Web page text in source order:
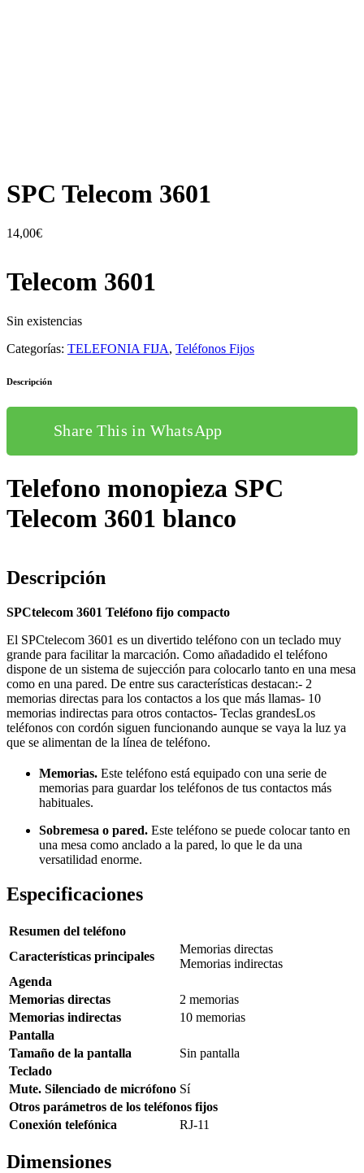
SPC Telecom 3601
14,00€
Telecom 3601
Sin existencias
Categorías: TELEFONIA FIJA, Teléfonos Fijos
Descripción
Share This in WhatsApp
Telefono monopieza SPC
Telecom 3601 blanco
Descripción
SPCtelecom 3601 Teléfono fijo compacto
El SPCtelecom 3601 es un divertido teléfono con un teclado muy
grande para facilitar la marcación. Como añadadido el teléfono
dispone de un sistema de sujección para colocarlo tanto en una mesa
como en una pared. De entre sus características destacan:- 2
memorias directas para los contactos a los que más llamas- 10
memorias indirectas para otros contactos- Teclas grandesLos
teléfonos con cordón siguen funcionando aunque se vaya la luz ya
que se alimentan de la línea de teléfono.
Memorias. Este teléfono está equipado con una serie de
memorias para guardar los teléfonos de tus contactos más
habituales.
Sobremesa o pared. Este teléfono se puede colocar tanto en
una mesa como anclado a la pared, lo que le da una
versatilidad enorme.
Especificaciones
Resumen del teléfono
Características principales
Memorias directas
Memorias indirectas
Agenda
Memorias directas
2 memorias
Memorias indirectas
10 memorias
Pantalla
Tamaño de la pantalla
Sin pantalla
Teclado
Mute. Silenciado de micrófono Sí
Otros parámetros de los teléfonos fijos
Conexión telefónica
RJ-11
Dimensiones